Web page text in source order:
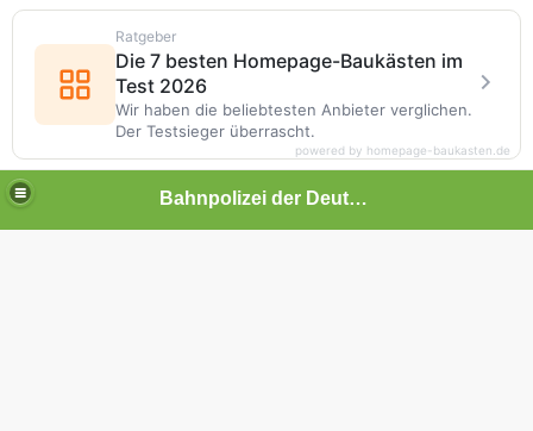
Bahnpolizei der Deutschen Bundesbahn
Ratgeber
Die 7 besten Homepage-Baukästen im
Test 2026
Wir haben die beliebtesten Anbieter verglichen.
Der Testsieger überrascht.
powered by homepage-baukasten.de